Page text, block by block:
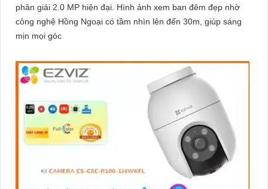
phân giải 2.0 MP hiện đại. Hình ảnh xem ban đêm đẹp nhờ
công nghệ Hồng Ngoại có tầm nhìn lên đến 30m, giúp sáng
mịn mọi góc